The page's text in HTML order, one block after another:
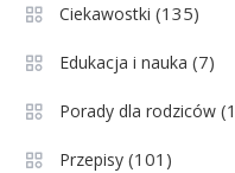
1
Jak
dobre
Ciekawostki (135)
Edukacja i nauka (7)
Porady dla rodziców
Przepisy (101)